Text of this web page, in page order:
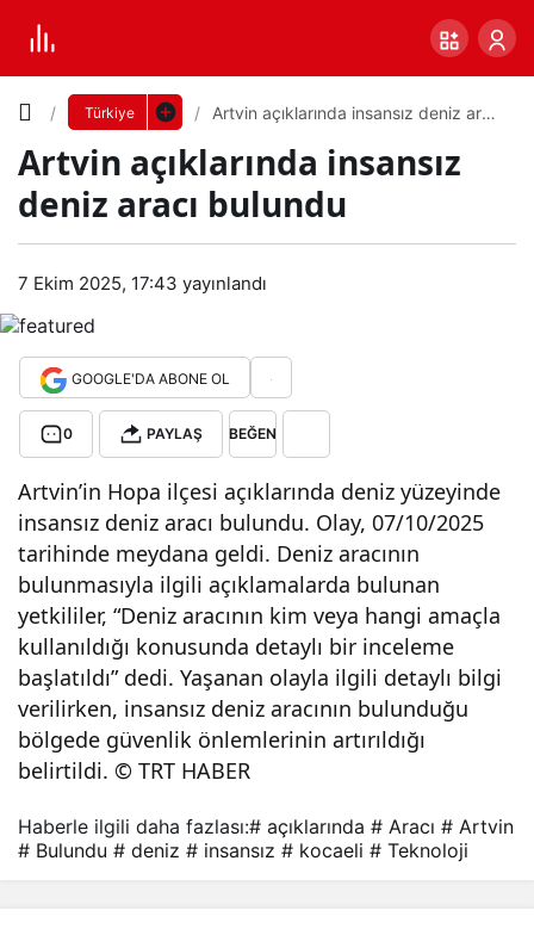
Türkiye
Artvin açıklarında insansız deniz aracı
Artvin açıklarında insansız
deniz aracı bulundu
7 Ekim 2025, 17:43 yayınlandı
GOOGLE'DA ABONE OL
0 PAYLAŞ BEĞEN
Artvin’in Hopa ilçesi açıklarında deniz yüzeyinde
insansız deniz aracı bulundu. Olay, 07/10/2025
tarihinde meydana geldi. Deniz aracının
bulunmasıyla ilgili açıklamalarda bulunan
yetkililer, “Deniz aracının kim veya hangi amaçla
kullanıldığı konusunda detaylı bir inceleme
başlatıldı” dedi. Yaşanan olayla ilgili detaylı bilgi
verilirken, insansız deniz aracının bulunduğu
bölgede güvenlik önlemlerinin artırıldığı
belirtildi. © TRT HABER
Artv
açık
ların
insa
nsız
deni
z
arac
Yazı
Boyutunu
Küçük 100% Dev
Varsayılana
dön
Haberle ilgili daha fazlası:# açıklarında # Aracı # Artvin
# Bulundu # deniz # insansız # kocaeli # Teknoloji